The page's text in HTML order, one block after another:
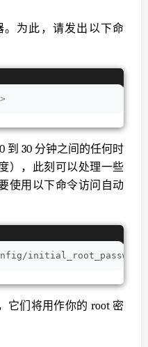
为此，请发出以下命
>
到 30 分钟之间的任何时
），此刻可以处理一些
使用以下命令访问自动
initial_root_password
它们将用作你的 root 密